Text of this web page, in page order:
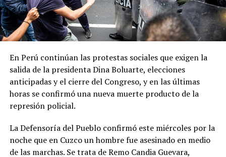
Para la funcionaria, el temario es “suficientemente
importante y extenso como para que la oposición
entienda que en el libre democrático y en el libre juego
de las instituciones hay que sentarse a debatir” y pidió
“no extorsionar al gobierno y, por lo tanto, a la sociedad
con solo tratar los temas que a ellos les interesa ”.
los integrantes de la Corte Suprema de Justicia y para
ampliar su número de integrantes, el gobierno buscará
que lleguen al recinto los proyectos de modificación de
En Perú continúan las protestas sociales que exigen la
salida de la presidenta Dina Boluarte, elecciones
anticipadas y el cierre del Congreso, y en las últimas
horas se confirmó una nueva muerte producto de la
represión policial.
La Defensoría del Pueblo confirmó este miércoles por la
noche que en Cuzco un hombre fue asesinado en medio
de las marchas. Se trata de Remo Candia Guevara,